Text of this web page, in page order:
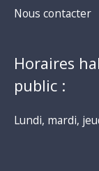
Nous contacter
Horaires
public :
Lundi, mardi,